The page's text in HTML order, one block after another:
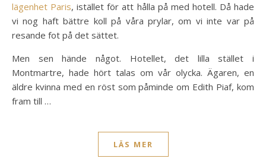
lägenhet Paris, istället för att hålla på med hotell. Då hade
vi nog haft bättre koll på våra prylar, om vi inte var på
resande fot på det sättet.
Men sen hände något. Hotellet, det lilla stället i
Montmartre, hade hört talas om vår olycka. Ägaren, en
äldre kvinna med en röst som påminde om Edith Piaf, kom
fram till …
LÄS MER